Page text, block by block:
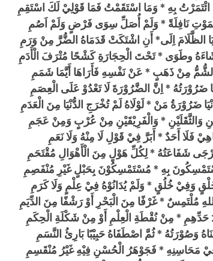
ائْتَمَرْتُ بِهِ * وَمَا اسْتَقَمْتُ فَمَا قَوْلِيْ لَكَ اسْتَقِمِ
نَافِلَةً * وَلَمْ أُصَلِّ سِوَى فَرْضٍ وَلَمْ اَصُمِ
اِلَى* أَنِ اشْتَكَتْ قَدَمَاهُ الضُّرَّ مِنْ وَرَمِ
وطَوَى * تَحْتَ الْحِجَارَةِ كَشْحًا مُتْرَفَ الْأَدَمِ
الشُّمُّ مِنْ ذَهَبٍ * عَنْ نَفْسِهِ فَأَرَاهَا أَيَّمَا شَمَمِ
ضَرُوْرَتُهُ * اِنَّ الضَّرُوْرَةَ لَا تَعْدُوْ عَلَى الْعِصَمِ
ضَرُوْرَةُ مَنْ * لَوْلَاهُ لَمْ تُخْرَجِ الدُّنْيَا مِنَ الْعَدَمِ
وَالثَّقَلَيْنِ * وَالْفَرِيْقَيْنِ مِنْ عُرْبٍ وَمِنْ عَجَمِ
فَلَا أَحَدٌ * أَبَرَّ فِيْ قَوْلِ لَا مِنْهُ وَلَا نَعَمِ
شَفَاعَتُهُ * لِكُلِّ هَوْلٍ مِنَ الْأَهْوَالِ مُقْتَحَمِ
بِهِ * مُسْتَمْسِكُوْنَ بِحَبْلٍ غَيْرِ مُنْفَصِمِ
وَفِيْ خُلُقٍ * وَلَمْ يُدَانُوْهُ فِيْ عِلْمٍ وَلَا كَرَمِ
مُلْتَمِسٌ * غَرْفًا مِنَ الْبَحْرِ أَوْ رَشْفًا مِنَ الدِّيَمِ
حَدِّهِمِ * مِنْ نُقْطَةِ الْعِلْمِ أَوْ مِنْ شَكْلَةِ الْحِكَمِ
وَصُوْرَتُهُ * ثُمَّ اصْطَفَاهُ حَبِيْبًا بَارِئُ النَّسَمِ
مَحَاسِنِهِ * فَجَوْهَرُ الْحُسْنِ فِيْهِ غَيْرُ مُنْقَسِمِ